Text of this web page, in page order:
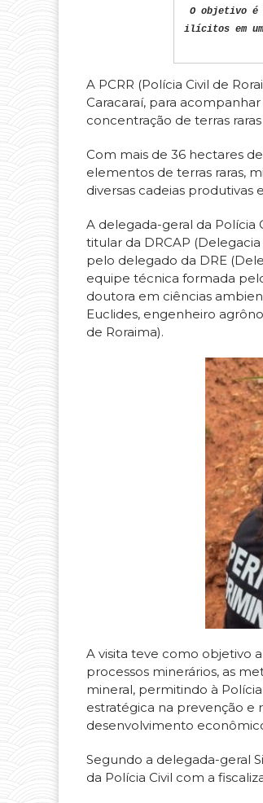
O objetivo é
ilícitos em
A PCRR (Polícia Civil de
Caracaraí, para
concentração de terras raras
Com mais de 36 hectares
elementos de terras raras,
diversas cadeias produtivas
A delegada-geral da Polícia
titular da DRCAP
pelo delegado da DRE
equipe técnica formada
doutora em ciências
Euclides, engenheiro
de Roraima).
A visita teve como objetivo
processos minerários, as
mineral, permitindo à
estratégica na prevenção e
desenvolvimento
Segundo a delegada-geral
da Polícia Civil com a